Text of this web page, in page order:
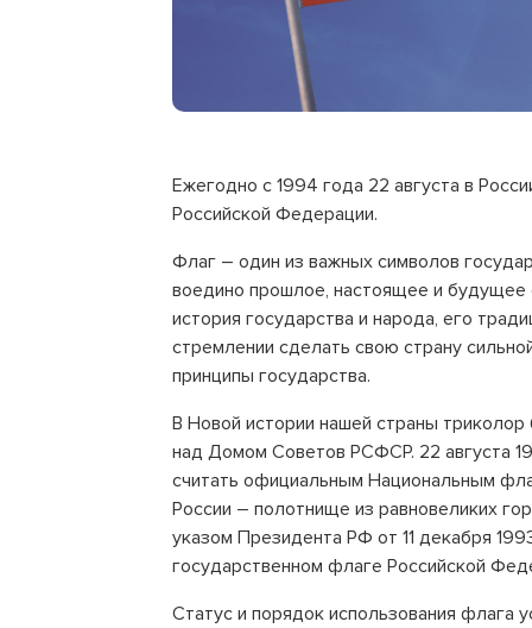
Ежегодно с 1994 года 22 августа в
Российской Федерации.
Флаг – один из важных символов
воедино прошлое, настоящее и будущее
история государства и народа, его
стремлении сделать свою страну
принципы государства.
В Новой истории нашей страны
над Домом Советов РСФСР. 22 августа
считать официальным Национальным
России – полотнище из равновеликих
указом Президента РФ от 11 декабря
государственном флаге Российской
Статус и порядок использования